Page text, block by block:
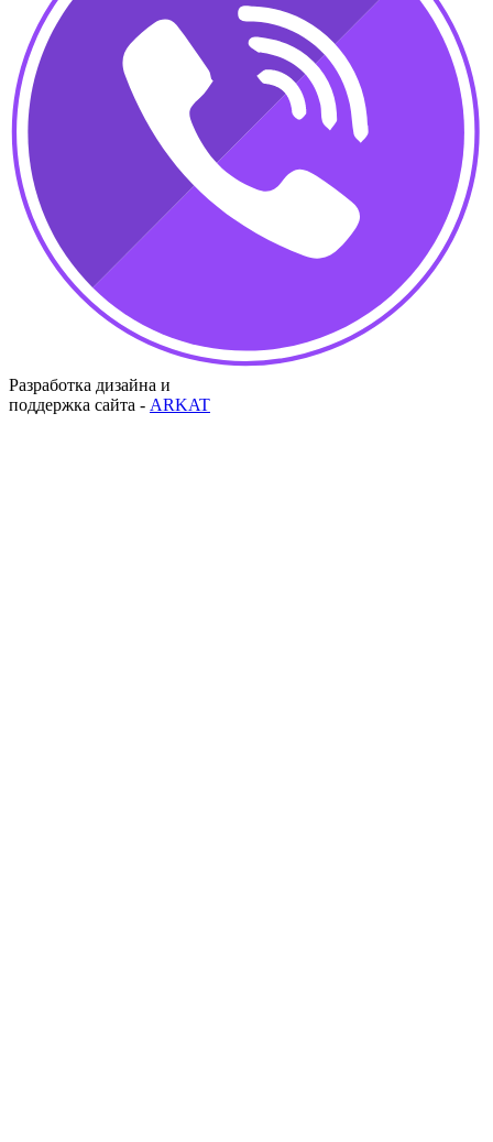
Разработка дизайна и
поддержка сайта - ARKAT